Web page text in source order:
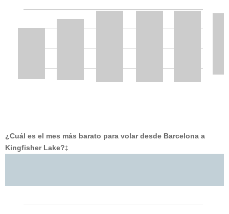
¿Cuál es el mes más barato para volar desde Barcelona a
Kingfisher Lake?‡